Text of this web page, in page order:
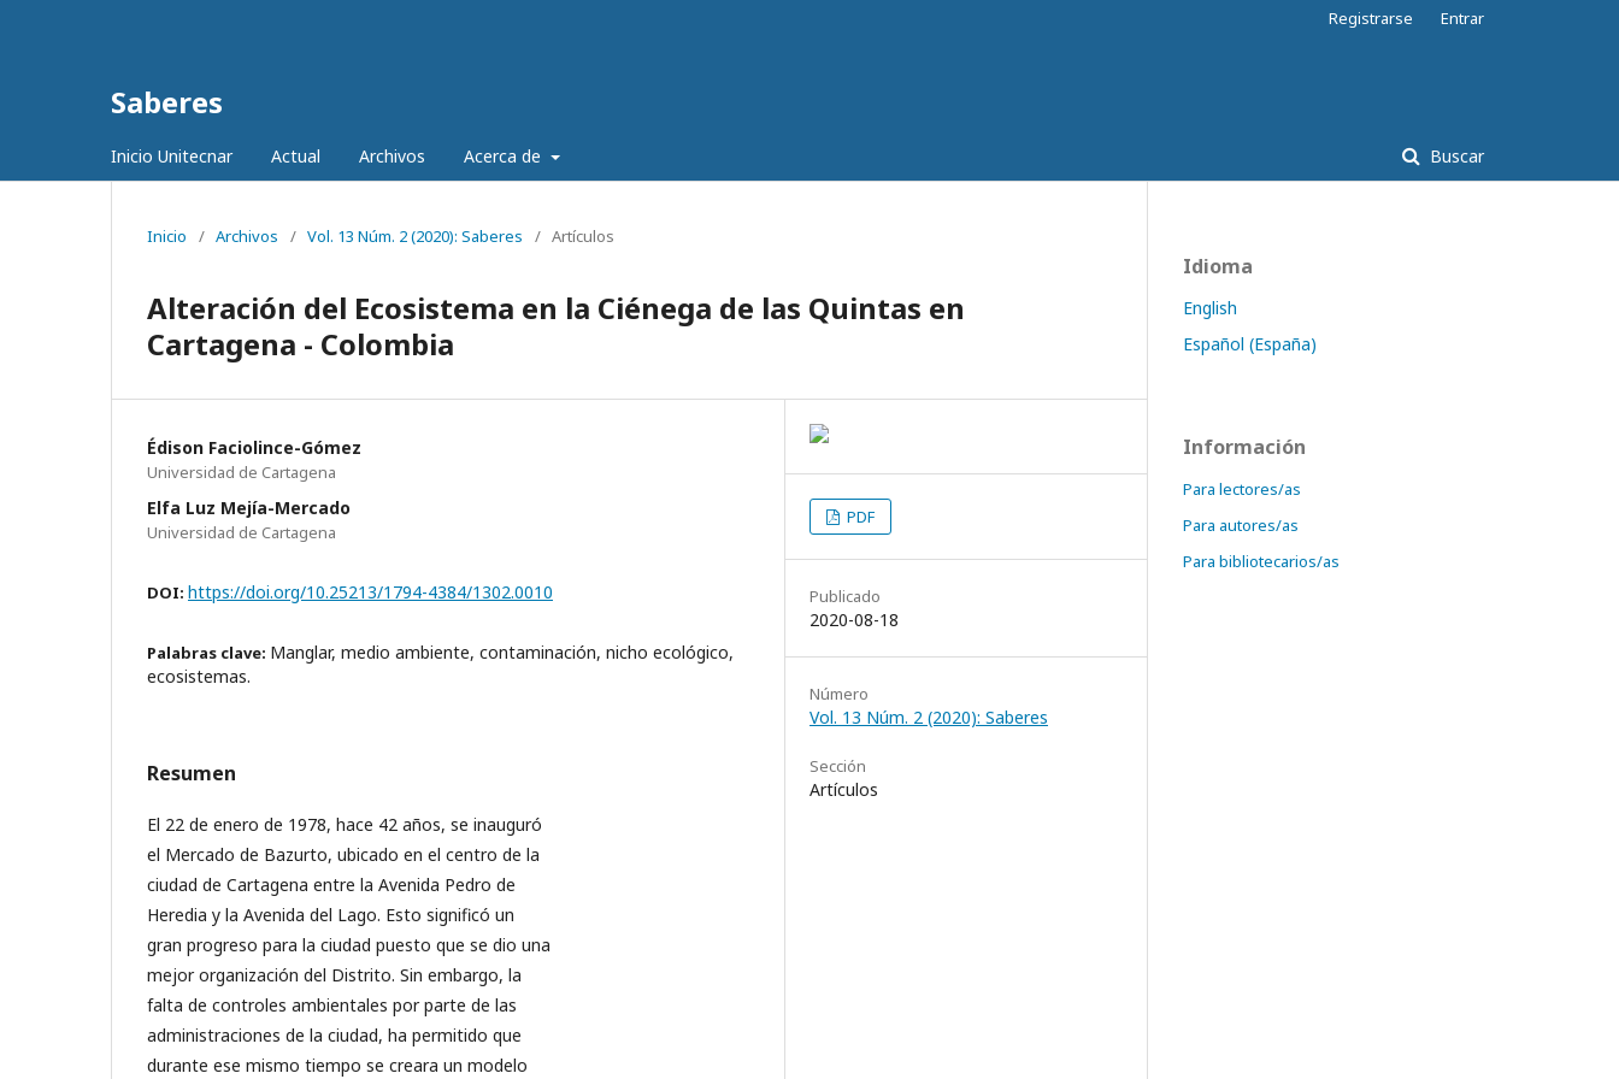
Saberes
Inicio Unitecnar Actual Archivos Acerca de Buscar
Registrarse Entrar
Inicio / Archivos / Vol. 13 Núm. 2 (2020): Saberes / Artículos
Alteración del Ecosistema en la Ciénega de las Quintas en
Cartagena - Colombia
Édison Faciolince-Gómez
Universidad de Cartagena
Elfa Luz Mejía-Mercado
Universidad de Cartagena
DOI: https://doi.org/10.25213/1794-4384/1302.0010
Palabras clave: Manglar, medio ambiente, contaminación, nicho ecológico,
ecosistemas.
Resumen
El 22 de enero de 1978, hace 42 años, se inauguró
el Mercado de Bazurto, ubicado en el centro de la
ciudad de Cartagena entre la Avenida Pedro de
Heredia y la Avenida del Lago. Esto significó un
gran progreso para la ciudad puesto que se dio una
mejor organización del Distrito. Sin embargo, la
falta de controles ambientales por parte de las
administraciones de la ciudad, ha permitido que
durante ese mismo tiempo se creara un modelo
PDF
Publicado
2020-08-18
Número
Vol. 13 Núm. 2 (2020): Saberes
Sección
Artículos
Idioma
English
Español (España)
Información
Para lectores/as
Para autores/as
Para bibliotecarios/as